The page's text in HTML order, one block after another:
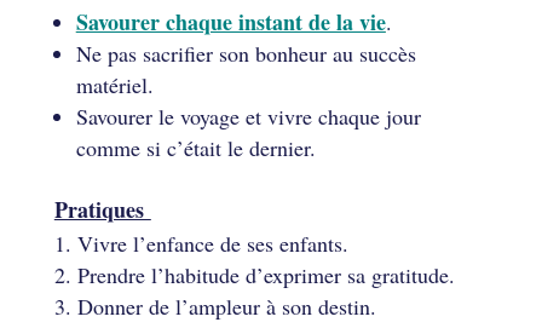
Savourer chaque instant de la vie.
Ne pas sacrifier son bonheur au succès
matériel.
Savourer le voyage et vivre chaque jour
comme si c’était le dernier.
Pratiques
Vivre l’enfance de ses enfants.
Prendre l’habitude d’exprimer sa gratitude.
Donner de l’ampleur à son destin.